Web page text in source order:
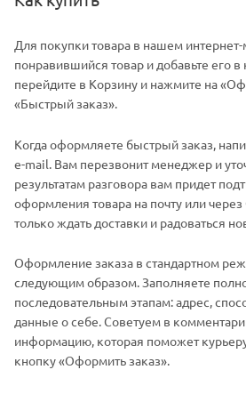
Для покупки товара в нашем
понравившийся товар и добавьте его в
перейдите в Корзину и нажмите на
«Быстрый заказ».
Когда оформляете быстрый заказ,
e-mail. Вам перезвонит менеджер и
результатам разговора вам придет
оформления товара на почту или
только ждать доставки и радоваться
Оформление заказа в стандартном
следующим образом. Заполняете
последовательным этапам: адрес,
данные о себе. Советуем в
информацию, которая поможет
кнопку «Оформить заказ».